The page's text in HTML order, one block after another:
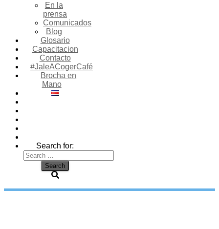
En la
prensa
Comunicados
Blog
Glosario
Capacitacion
Contacto
#JaleACogerCafé
Brocha en
Mano
Search for: